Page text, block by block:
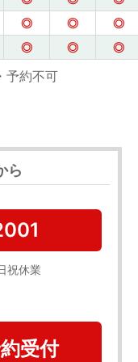
◎ ◎
◎
◎ ◎ ◎
約不可
ら
祝休業
受付